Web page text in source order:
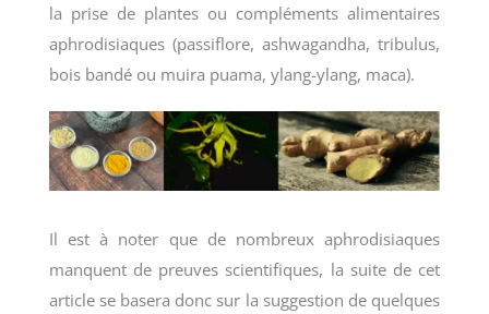
la prise de plantes ou compléments alimentaires
aphrodisiaques (passiflore, ashwagandha, tribulus,
bois bandé ou muira puama, ylang-ylang, maca).
Il est à noter que de nombreux aphrodisiaques
manquent de preuves scientifiques, la suite de cet
article se basera donc sur la suggestion de quelques